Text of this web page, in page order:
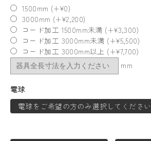
1500mm (+¥0)
3000mm (+¥2,200)
コード加工 1500mm未満 (+¥3,300)
コード加工 3000mm未満 (+¥5,500)
コード加工 3000mm以上 (+¥7,700)
mm
電球
電球をご希望の方のみ選択してください